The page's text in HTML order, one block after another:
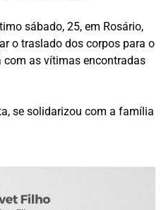
sábado, 25, em Rosário,
o traslado dos corpos para o
as vítimas encontradas
se solidarizou com a família